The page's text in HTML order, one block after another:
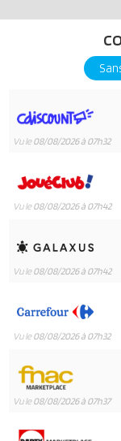
Vu le08/08/2026 à 07h32
Vu le08/08/2026 à 07h42
Vu le08/08/2026 à 07h42
Vu le08/08/2026 à 07h32
Vu le08/08/2026 à 07h37